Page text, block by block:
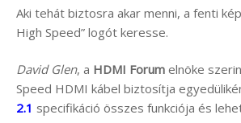
Aki tehát biztosra akar menni, a fenti
High Speed” logót keresse.
David Glen, a HDMI Forum elnöke
Speed HDMI kábel biztosítja
2.1 specifikáció összes funkciója és